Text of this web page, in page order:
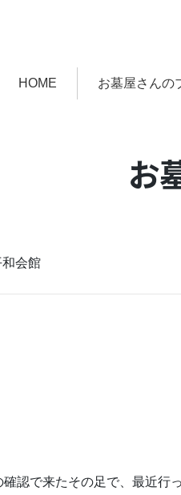
HOME お墓屋さんの
お
会館
認で来たその足で、最近行